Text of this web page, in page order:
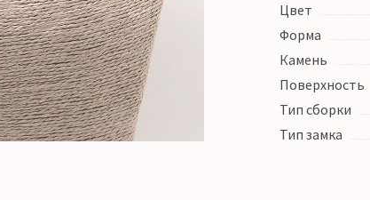
Цвет
Форма
Камень
Поверхность
Тип сборки
Тип замка